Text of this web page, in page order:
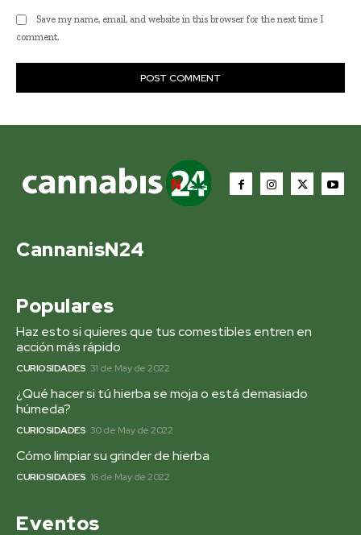
Save my name, email, and website in this browser for the next time I
comment.
CannanisN24
Populares
Haz esto si quieres que tus comestibles entren en
acción más rápido
CURIOSIDADES 31 de May de 2022
¿Qué hacer si tú hierba se moja o está demasiado
húmeda?
CURIOSIDADES 30 de May de 2022
Cómo limpiar su grinder de hierba
CURIOSIDADES 16 de May de 2022
Eventos